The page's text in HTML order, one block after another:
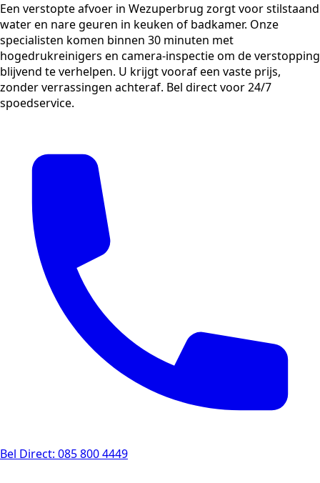
Een verstopte afvoer in Wezuperbrug zorgt voor stilstaand
water en nare geuren in keuken of badkamer. Onze
specialisten komen binnen 30 minuten met
hogedrukreinigers en camera-inspectie om de verstopping
blijvend te verhelpen. U krijgt vooraf een vaste prijs,
zonder verrassingen achteraf. Bel direct voor 24/7
spoedservice.
Bel Direct: 085 800 4449